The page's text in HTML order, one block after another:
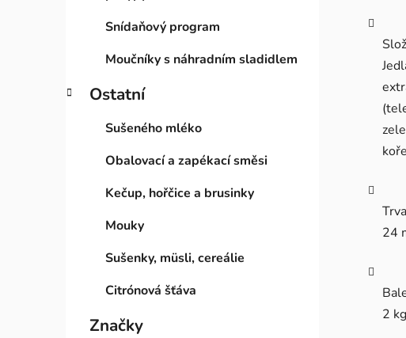
Snídaňový program
Moučníky s náhradním sladidlem
Ostatní
Sušeného mléko
Obalovací a zapékací směsi
Kečup, hořčice a brusinky
Mouky
Sušenky, müsli, cereálie
Citrónová šťáva
Značky
24
2 kg